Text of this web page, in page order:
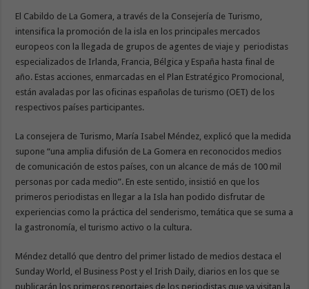
El Cabildo de La Gomera, a través de la Consejería de Turismo,
intensifica la promoción de la isla en los principales mercados
europeos con la llegada de grupos de agentes de viaje y periodistas
especializados de Irlanda, Francia, Bélgica y España hasta final de
año. Estas acciones, enmarcadas en el Plan Estratégico Promocional,
están avaladas por las oficinas españolas de turismo (OET) de los
respectivos países participantes.
La consejera de Turismo, María Isabel Méndez, explicó que la medida
supone “una amplia difusión de La Gomera en reconocidos medios
de comunicación de estos países, con un alcance de más de 100 mil
personas por cada medio”. En este sentido, insistió en que los
primeros periodistas en llegar a la Isla han podido disfrutar de
experiencias como la práctica del senderismo, temática que se suma a
la gastronomía, el turismo activo o la cultura.
Méndez detalló que dentro del primer listado de medios destaca el
Sunday World, el Business Post y el Irish Daily, diarios en los que se
publicarán los primeros reportajes de los periodistas que ya visitan la